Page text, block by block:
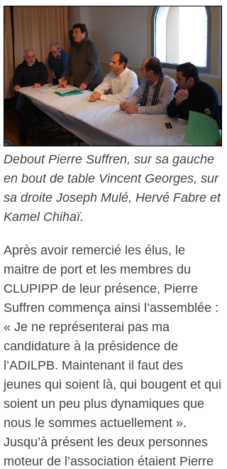
Debout Pierre Suffren, sur sa gauche
en bout de table Vincent Georges, sur
sa droite Joseph Mulé, Hervé Fabre et
Kamel Chihaï.
Après avoir remercié les élus, le
maitre de port et les membres du
CLUPIPP de leur présence, Pierre
Suffren commença ainsi l’assemblée :
« Je ne représenterai pas ma
candidature à la présidence de
l’ADILPB. Maintenant il faut des
jeunes qui soient là, qui bougent et qui
soient un peu plus dynamiques que
nous le sommes actuellement ».
Jusqu’à présent les deux personnes
moteur de l’association étaient Pierre